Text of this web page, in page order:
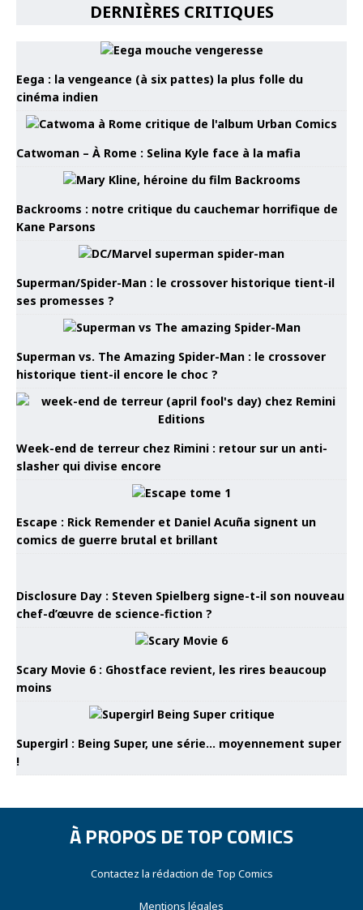
DERNIÈRES CRITIQUES
Eega : la vengeance (à six pattes) la plus folle du
cinéma indien
Catwoman – À Rome : Selina Kyle face à la mafia
Backrooms : notre critique du cauchemar horrifique de
Kane Parsons
Superman/Spider-Man : le crossover historique tient-il
ses promesses ?
Superman vs. The Amazing Spider-Man : le crossover
historique tient-il encore le choc ?
Week-end de terreur chez Rimini : retour sur un anti-
slasher qui divise encore
Escape : Rick Remender et Daniel Acuña signent un
comics de guerre brutal et brillant
Disclosure Day : Steven Spielberg signe-t-il son nouveau
chef-d’œuvre de science-fiction ?
Scary Movie 6 : Ghostface revient, les rires beaucoup
moins
Supergirl : Being Super, une série… moyennement super
!
À PROPOS DE TOP COMICS
Contactez la rédaction de Top Comics
Mentions légales